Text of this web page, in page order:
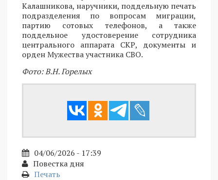
Калашникова, наручники, поддельную печать
подразделения по вопросам миграции,
партию сотовых телефонов, а также
поддельное удостоверение сотрудника
центрального аппарата СКР, документы и
орден Мужества участника СВО.
Фото: В.Н. Горелых
04/06/2026 - 17:39
Повестка дня
Печать